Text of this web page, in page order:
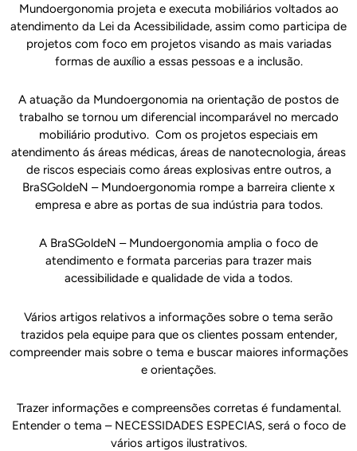
Mundoergonomia projeta e executa mobiliários voltados ao
atendimento da Lei da Acessibilidade, assim como participa de
projetos com foco em projetos visando as mais variadas
formas de auxílio a essas pessoas e a inclusão.
A atuação da Mundoergonomia na orientação de postos de
trabalho se tornou um diferencial incomparável no mercado
mobiliário produtivo. Com os projetos especiais em
atendimento ás áreas médicas, áreas de nanotecnologia, áreas
de riscos especiais como áreas explosivas entre outros, a
BraSGoldeN – Mundoergonomia rompe a barreira cliente x
empresa e abre as portas de sua indústria para todos.
A BraSGoldeN – Mundoergonomia amplia o foco de
atendimento e formata parcerias para trazer mais
acessibilidade e qualidade de vida a todos.
Vários artigos relativos a informações sobre o tema serão
trazidos pela equipe para que os clientes possam entender,
compreender mais sobre o tema e buscar maiores informações
e orientações.
Trazer informações e compreensões corretas é fundamental.
Entender o tema – NECESSIDADES ESPECIAS, será o foco de
vários artigos ilustrativos.